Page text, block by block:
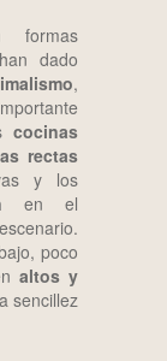
formas
dado
,
cocinas
rectas
y los
en el
poco
altos y
sencillez